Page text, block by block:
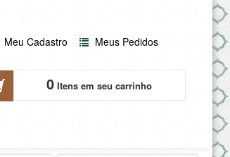
Meu Cadastro Meus Pedidos
0 Itens em seu carrinho